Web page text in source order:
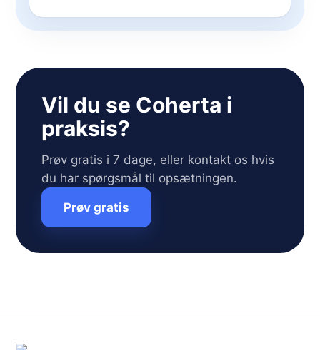
Vil du se Coherta i
praksis?
Prøv gratis i 7 dage, eller kontakt os hvis
du har spørgsmål til opsætningen.
Prøv gratis